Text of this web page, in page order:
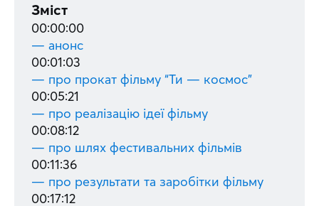
Зміст
00:00:00
— анонс
00:01:03
— про прокат фільму “Ти — космос”
00:05:21
— про реалізацію ідеї фільму
00:08:12
— про шлях фестивальних фільмів
00:11:36
— про результати та заробітки фільму
00:17:12